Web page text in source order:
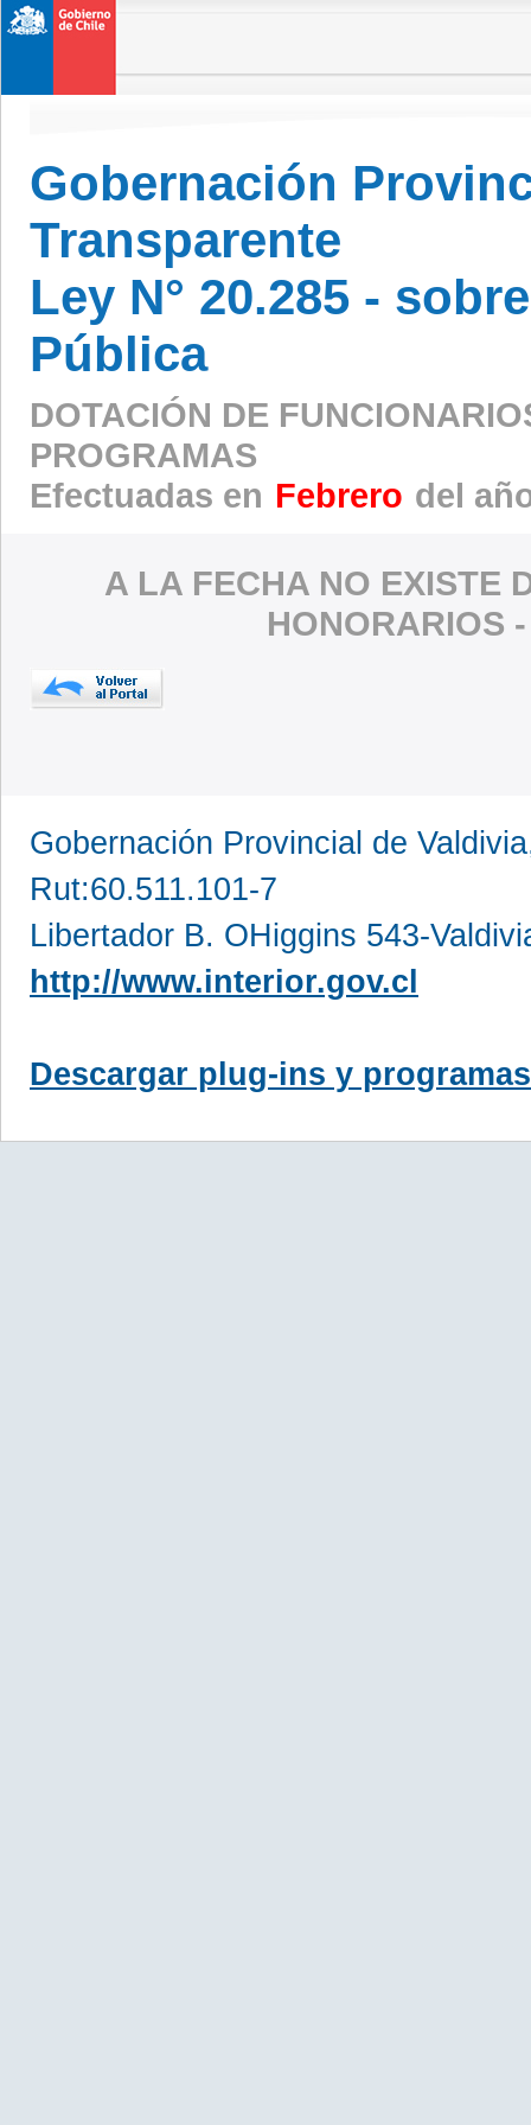
Gobernación
Transparente
Ley N° 20.285 -
Pública
DOTACIÓN DE
PROGRAMAS
Efectuadas en Febrero del
A LA FECHA NO EXISTE
HONORARIOS
Gobernación Provincial de
Rut:60.511.101-7
Libertador B. OHiggins 543-
http://www.interior.gov.cl
Descargar plug-ins y